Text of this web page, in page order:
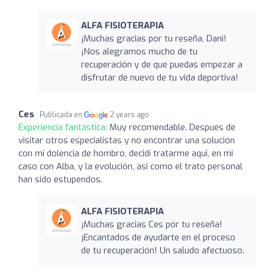
ALFA FISIOTERAPIA
¡Muchas gracias por tu reseña, Dani!
¡Nos alegramos mucho de tu
recuperación y de que puedas empezar a
disfrutar de nuevo de tu vida deportiva!
Ces Publicada en 2 years ago
Experiencia fantástica: Muy recomendable. Despues de
visitar otros especialistas y no encontrar una solución
con mi dolencia de hombro, decidí tratarme aqui, en mi
caso con Alba, y la evolución, asi como el trato personal
han sido estupendos.
ALFA FISIOTERAPIA
¡Muchas gracias Ces por tu reseña!
¡Encantados de ayudarte en el proceso
de tu recuperación! Un saludo afectuoso.